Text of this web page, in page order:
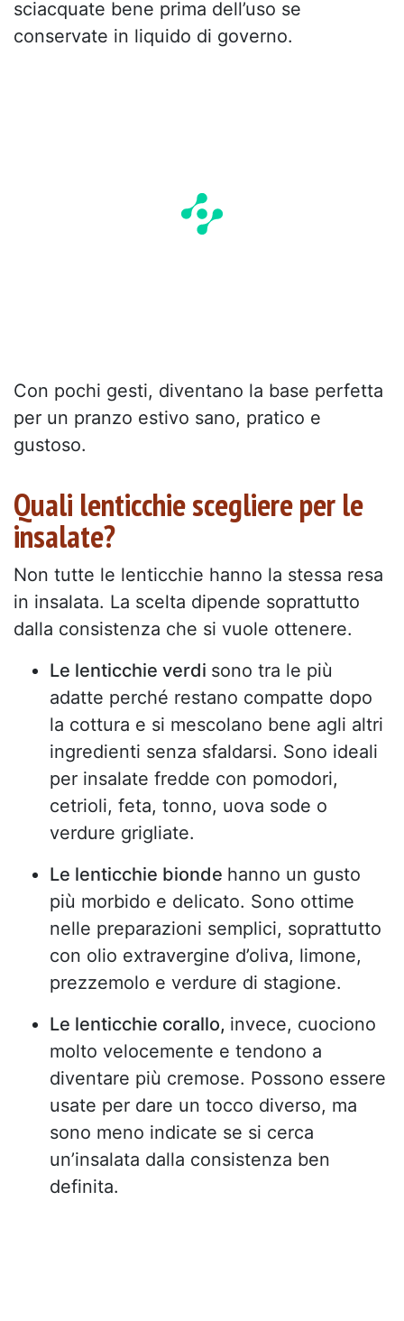
sciacquate bene prima dell’uso se
conservate in liquido di governo.
Con pochi gesti, diventano la base perfetta
per un pranzo estivo sano, pratico e
gustoso.
Quali lenticchie scegliere per le
insalate?
Non tutte le lenticchie hanno la stessa resa
in insalata. La scelta dipende soprattutto
dalla consistenza che si vuole ottenere.
Le lenticchie verdi sono tra le più
adatte perché restano compatte dopo
la cottura e si mescolano bene agli altri
ingredienti senza sfaldarsi. Sono ideali
per insalate fredde con pomodori,
cetrioli, feta, tonno, uova sode o
verdure grigliate.
Le lenticchie bionde hanno un gusto
più morbido e delicato. Sono ottime
nelle preparazioni semplici, soprattutto
con olio extravergine d’oliva, limone,
prezzemolo e verdure di stagione.
Le lenticchie corallo, invece, cuociono
molto velocemente e tendono a
diventare più cremose. Possono essere
usate per dare un tocco diverso, ma
sono meno indicate se si cerca
un’insalata dalla consistenza ben
definita.